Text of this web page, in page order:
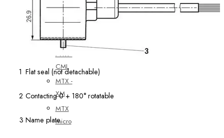
ctrlX
MOTION
MTX -
CML
MTX -
XM
MTX
micro
1 Flat seal (not detachable)
2 Contacting 0 + 180° rotatable
3 Name plate